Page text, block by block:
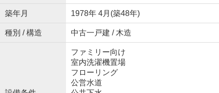
築年月 1978年 4月(築48年)
種別 / 構造 中古一戸建 / 木造
ファミリー向け
室内洗濯機置場
フローリング
公営水道